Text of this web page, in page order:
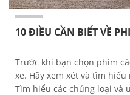
10 ĐIỀU CẦN BIẾT VỀ
Trước khi bạn chọn phim
xe. Hãy xem xét và tìm
Tìm hiểu các chủng loại và